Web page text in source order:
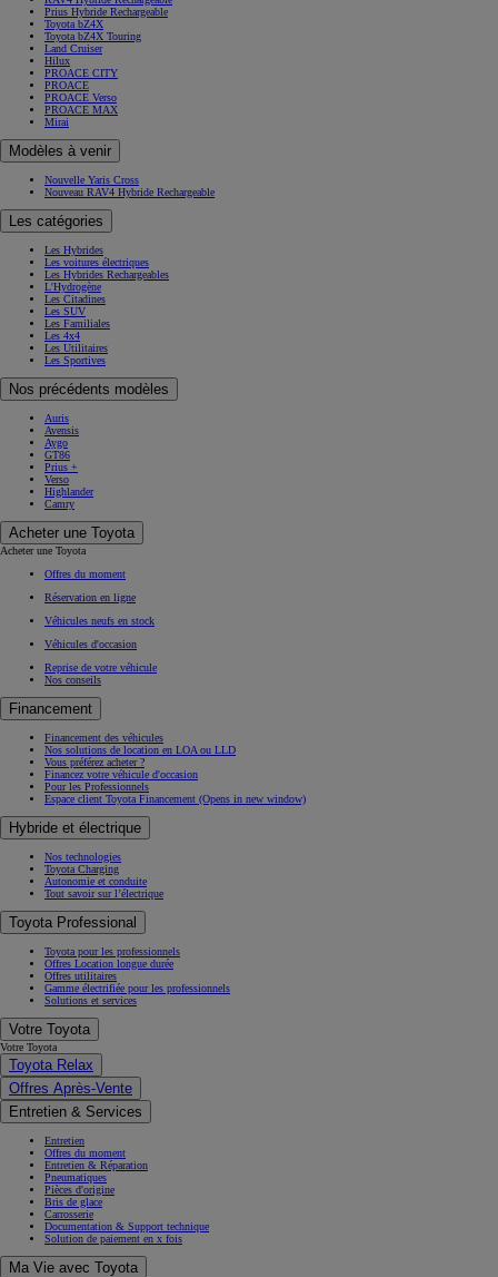
Prius Hybride Rechargeable
Toyota bZ4X
Toyota bZ4X Touring
Land Cruiser
Hilux
PROACE CITY
PROACE
PROACE Verso
PROACE MAX
Mirai
Modèles à venir
Nouvelle Yaris Cross
Nouveau RAV4 Hybride Rechargeable
Les catégories
Les Hybrides
Les voitures électriques
Les Hybrides Rechargeables
L'Hydrogène
Les Citadines
Les SUV
Les Familiales
Les 4x4
Les Utilitaires
Les Sportives
Nos précédents modèles
Auris
Avensis
Aygo
GT86
Prius +
Verso
Highlander
Camry
Acheter une Toyota
Acheter une Toyota
Offres du moment
Réservation en ligne
Véhicules neufs en stock
Véhicules d'occasion
Reprise de votre véhicule
Nos conseils
Financement
Financement des véhicules
Nos solutions de location en LOA ou LLD
Vous préférez acheter ?
Financez votre véhicule d'occasion
Pour les Professionnels
Espace client Toyota Financement (Opens in new window)
Hybride et électrique
Nos technologies
Toyota Charging
Autonomie et conduite
Tout savoir sur l’électrique
Toyota Professional
Toyota pour les professionnels
Offres Location longue durée
Offres utilitaires
Gamme électrifiée pour les professionnels
Solutions et services
Votre Toyota
Votre Toyota
Toyota Relax
Offres Après-Vente
Entretien & Services
Entretien
Offres du moment
Entretien & Réparation
Pneumatiques
Pièces d'origine
Bris de glace
Carrosserie
Documentation & Support technique
Solution de paiement en x fois
Ma Vie avec Toyota